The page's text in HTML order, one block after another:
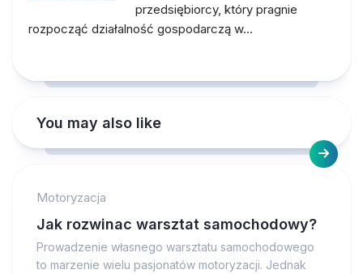
przedsiębiorcy, który pragnie
rozpocząć działalność gospodarczą w…
You may also like
Motoryzacja
Jak rozwinac warsztat samochodowy?
Prowadzenie własnego warsztatu samochodowego
to marzenie wielu pasjonatów motoryzacji. Jednak